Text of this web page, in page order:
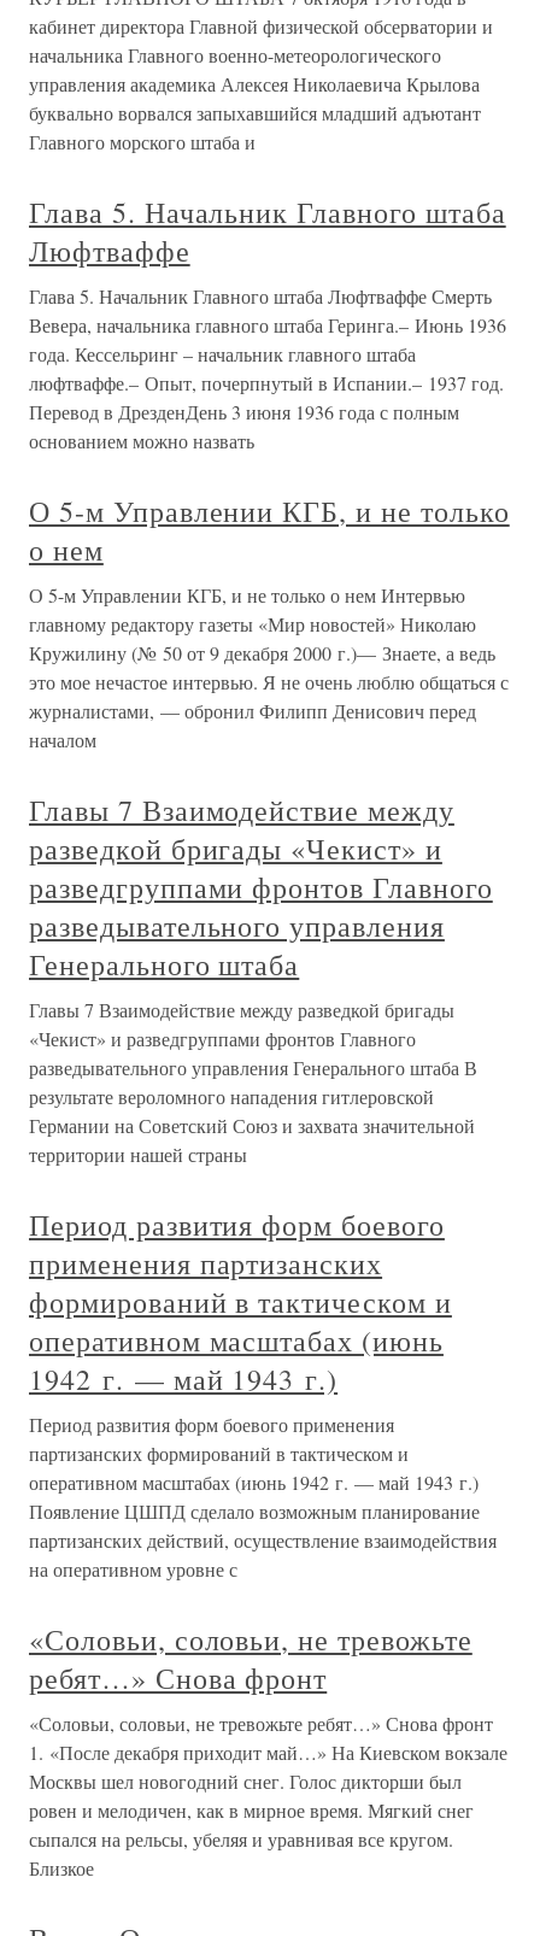
кабинет директора Главной физической обсерватории и
начальника Главного военно-метеорологического
управления академика Алексея Николаевича Крылова
буквально ворвался запыхавшийся младший адъютант
Главного морского штаба и
Глава 5. Начальник Главного штаба
Люфтваффе
Глава 5. Начальник Главного штаба Люфтваффе Смерть
Вевера, начальника главного штаба Геринга.– Июнь 1936
года. Кессельринг – начальник главного штаба
люфтваффе.– Опыт, почерпнутый в Испании.– 1937 год.
Перевод в ДрезденДень 3 июня 1936 года с полным
основанием можно назвать
О 5-м Управлении КГБ, и не только
о нем
О 5-м Управлении КГБ, и не только о нем Интервью
главному редактору газеты «Мир новостей» Николаю
Кружилину (№ 50 от 9 декабря 2000 г.)— Знаете, а ведь
это мое нечастое интервью. Я не очень люблю общаться с
журналистами, — обронил Филипп Денисович перед
началом
Главы 7 Взаимодействие между
разведкой бригады «Чекист» и
разведгруппами фронтов Главного
разведывательного управления
Генерального штаба
Главы 7 Взаимодействие между разведкой бригады
«Чекист» и разведгруппами фронтов Главного
разведывательного управления Генерального штаба В
результате вероломного нападения гитлеровской
Германии на Советский Союз и захвата значительной
территории нашей страны
Период развития форм боевого
применения партизанских
формирований в тактическом и
оперативном масштабах (июнь
1942 г. — май 1943 г.)
Период развития форм боевого применения
партизанских формирований в тактическом и
оперативном масштабах (июнь 1942 г. — май 1943 г.)
Появление ЦШПД сделало возможным планирование
партизанских действий, осуществление взаимодействия
на оперативном уровне с
«Соловьи, соловьи, не тревожьте
ребят…» Снова фронт
«Соловьи, соловьи, не тревожьте ребят…» Снова фронт
1. «После декабря приходит май…» На Киевском вокзале
Москвы шел новогодний снег. Голос дикторши был
ровен и мелодичен, как в мирное время. Мягкий снег
сыпался на рельсы, убеляя и уравнивая все кругом.
Близкое